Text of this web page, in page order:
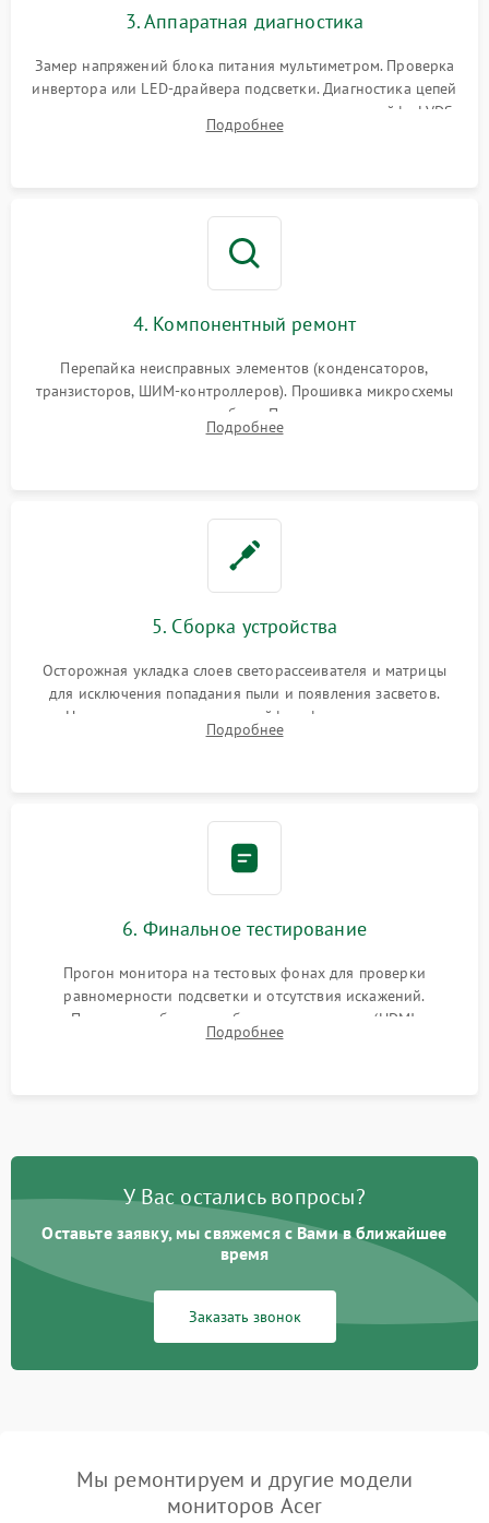
Поломка системы защиты
3. Аппаратная диагностика
Замер напряжений блока питания мультиметром. Проверка
инвертора или LED-драйвера подсветки. Диагностика цепей
питания скалера и тестирование сигналов на шлейфе LVDS
Подробнее
4. Компонентный ремонт
Перепайка неисправных элементов (конденсаторов,
транзисторов, ШИМ-контроллеров). Прошивка микросхемы
памяти при программных сбоях. При поломке подсветки —
разборка матрицы и замена выгоревших светодиодов.
Подробнее
5. Сборка устройства
Осторожная укладка слоев светорассеивателя и матрицы
для исключения попадания пыли и появления засветов.
Надежное подключение шлейфов, фиксация плат и
аккуратное защелкивание пластикового корпуса монитора.
Подробнее
6. Финальное тестирование
Прогон монитора на тестовых фонах для проверки
равномерности подсветки и отсутствия искажений.
Проверка работоспособности всех портов (HDMI,
DisplayPort, VGA) и кнопок управления под нагрузкой в
Подробнее
У Вас остались вопросы?
Оставьте заявку, мы свяжемся с Вами в ближайшее
время
Заказать звонок
Мы ремонтируем и другие модели
мониторов Acer